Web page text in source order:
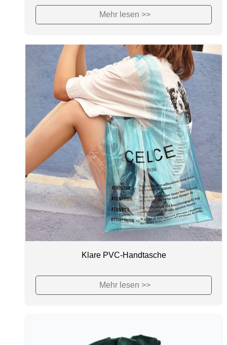
Mehr lesen >>
Klare PVC-Handtasche
Mehr lesen >>